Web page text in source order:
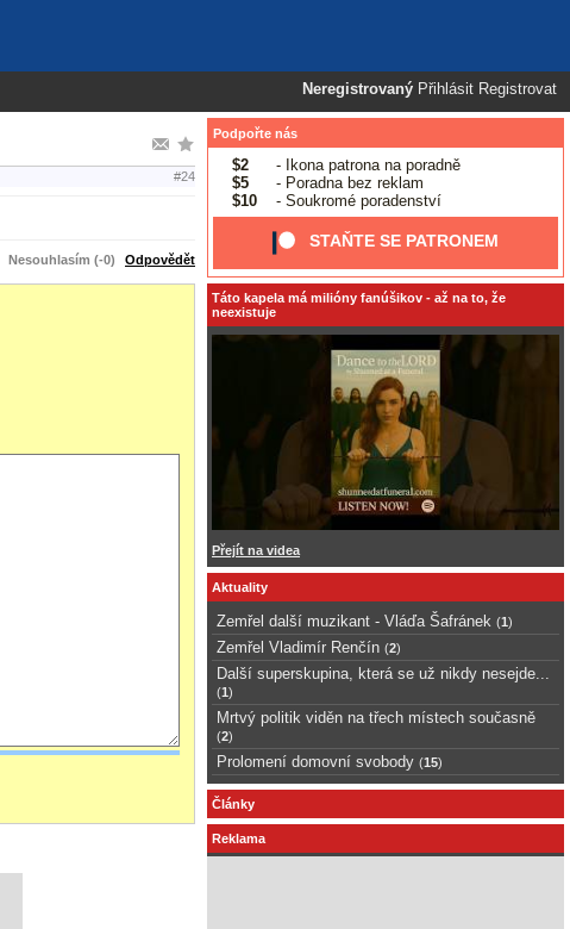
Neregistrovaný Přihlásit Registrovat
#24
Nesouhlasím (-0) Odpovědět
Podpořte nás
$2
- Ikona patrona na poradně
$5
- Poradna bez reklam
$10
- Soukromé poradenství
STAŇTE SE PATRONEM
Táto kapela má milióny fanúšikov - až na to, že
neexistuje
Přejít na videa
Aktuality
Zemřel další muzikant - Vláďa Šafránek (1 )
Zemřel Vladimír Renčín (2)
Další superskupina, která se už nikdy nesejde...
(1 )
Mrtvý politik viděn na třech místech současně
(2)
Prolomení domovní svobody (15)
Články
Reklama